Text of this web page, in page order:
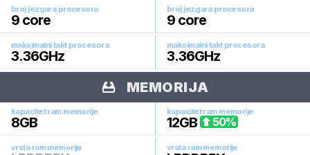
broj jezgara procesora
9 core
broj jezgara procesora
9 core
maksimalni takt procesora
3.36GHz
maksimalni takt procesora
3.36GHz
MEMORIJA
kapacitet ram memorije
8GB
kapacitet ram memorije
12GB 50%
vrsta ram memorije vrsta ram memorije